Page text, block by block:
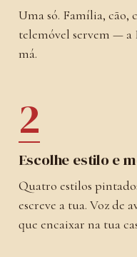
Uma só. Família, cão,
telemóvel servem — a
má.
2
Escolhe estilo e
Quatro estilos
escreve a tua. Voz de
que encaixar na tua